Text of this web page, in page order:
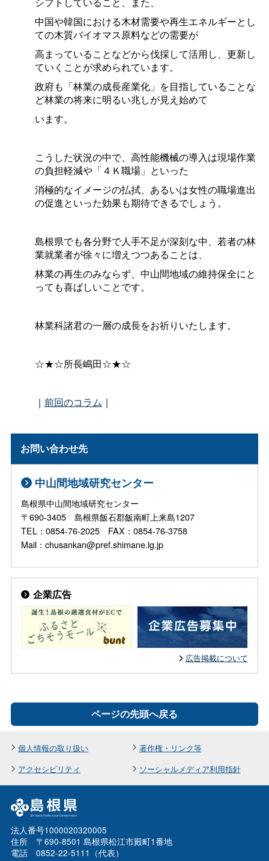
中国や韓国における木材需要や再生エネルギーとし
ての木質バイオマス原料などの需要が
高まっていることなどから伐採して活用し、更新し
ていくことが求められています。
政府も「林業の成長産業化」を目指していることな
ど林業の将来に明るい兆しが見え始めて
います。
こうした状況の中で、高性能機械の導入は現場作業
の負担軽減や「４Ｋ職場」といった
消極的なイメージの払拭、あるいは女性の職場進出
の促進といった効果も期待できるでしょう。
島根県でも各分野で人手不足が深刻な中、若者の林
業就業者が徐々に増えつつあることは、
林業の再生のみならず、中山間地域の維持保全にと
っても喜ばしいことです。
林業科諸君の一層の成長をお祈りいたします。
☆★☆所長嶋田☆★☆
｜ 前回のコラム ｜
お問い合わせ先
中山間地域研究センター
島根県中山間地域研究センター
〒690-3405 島根県飯石郡飯南町上来島1207
TEL：0854-76-2025 FAX：0854-76-3758
Mail：chusankan@pref.shimane.lg.jp
企業広告
広告掲載について
ページの先頭へ戻る
個人情報の取り扱い
著作権・リンク等
アクセシビリティ
ソーシャルメディア利用指針
法人番号1000020320005
住所 〒690-8501 島根県松江市殿町1番地
電話 0852-22-5111（代表）